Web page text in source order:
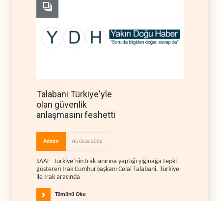
Talabani Türkiye'yle
olan güvenlik
anlaşmasını feshetti
Admin 05 Ocak 2006
SAAF- Türkiye’nin Irak sınırına yaptığı yığınağa tepki
gösteren Irak Cumhurbaşkanı Celal Talabani, Türkiye
ile Irak arasında
Tümünü Oku